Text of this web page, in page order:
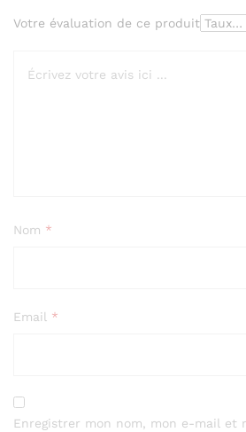
Votre évaluation de ce produit
Nom *
Email *
Enregistrer mon nom, mon e-mail et